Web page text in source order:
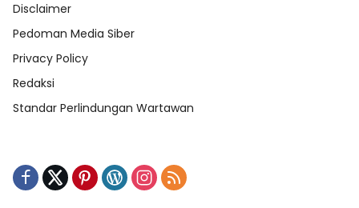
Disclaimer
Pedoman Media Siber
Privacy Policy
Redaksi
Standar Perlindungan Wartawan